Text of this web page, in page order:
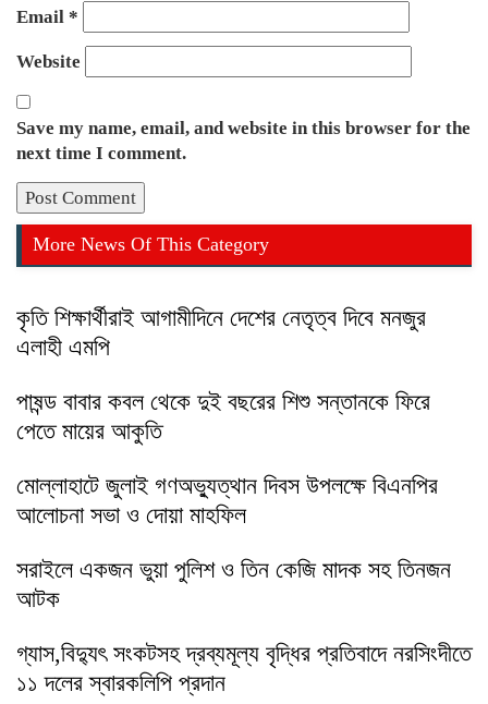
Email *
Website
Save my name, email, and website in this browser for the
next time I comment.
More News Of This Category
কৃতি শিক্ষার্থীরাই আগামীদিনে দেশের নেতৃত্ব দিবে মনজুর
এলাহী এমপি
পাষন্ড বাবার কবল থেকে দুই বছরের শিশু সন্তানকে ফিরে
পেতে মায়ের আকুতি
মোল্লাহাটে জুলাই গণঅভ্যুত্থান দিবস উপলক্ষে বিএনপির
আলোচনা সভা ও দোয়া মাহফিল
সরাইলে একজন ভুয়া পুলিশ ও তিন কেজি মাদক সহ তিনজন
আটক
গ্যাস,বিদ্যুৎ সংকটসহ দ্রব্যমূল্য বৃদ্ধির প্রতিবাদে নরসিংদীতে
১১ দলের স্বারকলিপি প্রদান